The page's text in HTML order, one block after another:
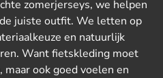
zomerjerseys, we helpen
juiste outfit. We letten op
en natuurlijk
Want fietskleding moet
ook goed voelen en